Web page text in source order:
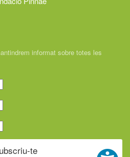
informat sobre totes les
te